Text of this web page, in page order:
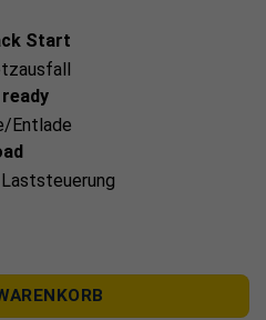
Start
Entlade
Wechselrichter für